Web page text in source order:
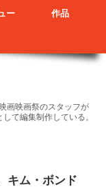
ー 作品
画映画祭のスタッフが
て編集制作している。
キム・ボンド